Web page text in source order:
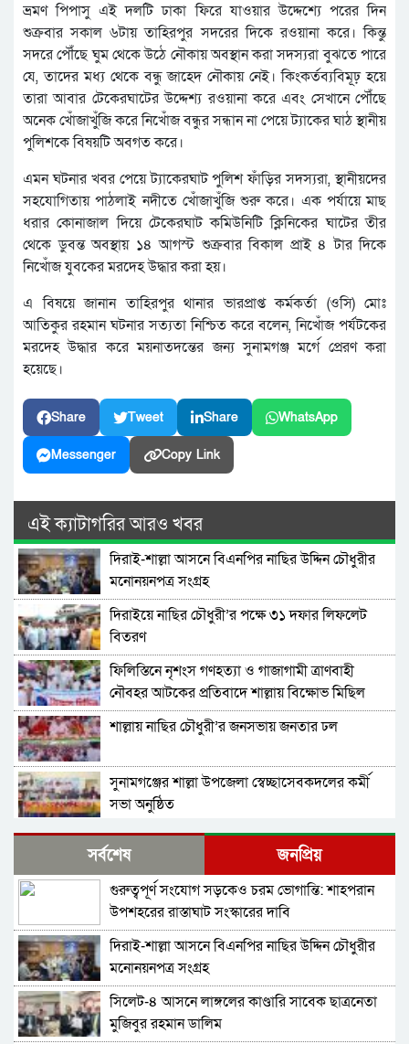
ভ্রমণ পিপাসু এই দলটি ঢাকা ফিরে যাওয়ার উদ্দেশ্যে পরের দিন
শুক্রবার সকাল ৬টায় তাহিরপুর সদরের দিকে রওয়ানা করে। কিন্তু
সদরে পৌঁছে ঘুম থেকে উঠে নৌকায় অবস্থান করা সদস্যরা বুঝতে পারে
যে, তাদের মধ্য থেকে বন্ধু জাহেদ নৌকায় নেই। কিংকর্তব্যবিমূঢ় হয়ে
তারা আবার টেকেরঘাটের উদ্দেশ্য রওয়ানা করে এবং সেখানে পৌঁছে
অনেক খোঁজাখুঁজি করে নিখোঁজ বন্ধুর সন্ধান না পেয়ে ট্যাকের ঘাঠ স্থানীয়
পুলিশকে বিষয়টি অবগত করে।
এমন ঘটনার খবর পেয়ে ট্যাকেরঘাট পুলিশ ফাঁড়ির সদস্যরা, স্থানীয়দের
সহযোগিতায় পাঠলাই নদীতে খোঁজাখুঁজি শুরু করে। এক পর্যায়ে মাছ
ধরার কোনাজাল দিয়ে টেকেরঘাট কমিউনিটি ক্লিনিকের ঘাটের তীর
থেকে ডুবন্ত অবস্থায় ১৪ আগস্ট শুক্রবার বিকাল প্রাই ৪ টার দিকে
নিখোঁজ যুবকের মরদেহ উদ্ধার করা হয়।
এ বিষয়ে জানান তাহিরপুর থানার ভারপ্রাপ্ত কর্মকর্তা (ওসি) মোঃ
আতিকুর রহমান ঘটনার সত্যতা নিশ্চিত করে বলেন, নিখোঁজ পর্যটকের
মরদেহ উদ্ধার করে ময়নাতদন্তের জন্য সুনামগঞ্জ মর্গে প্রেরণ করা
হয়েছে।
Share Tweet Share WhatsApp
Messenger Copy Link
এই ক্যাটাগরির আরও খবর
দিরাই-শাল্লা আসনে বিএনপির নাছির উদ্দিন চৌধুরীর
মনোনয়নপত্র সংগ্রহ
দিরাইয়ে নাছির চৌধুরী’র পক্ষে ৩১ দফার লিফলেট
বিতরণ
ফিলিস্তিনে নৃশংস গণহত্যা ও গাজাগামী ত্রাণবাহী
নৌবহর আটকের প্রতিবাদে শাল্লায় বিক্ষোভ মিছিল
শাল্লায় নাছির চৌধুরী’র জনসভায় জনতার ঢল
সুনামগঞ্জের শাল্লা উপজেলা স্বেচ্ছাসেবকদলের কর্মী
সভা অনুষ্ঠিত
দিরাইয়ে মাওলানা মুশতাক গাজীনগরীর হত্যার
প্রতিবাদে বিক্ষোভ মিছিল ও সমাবেশ অনুষ্ঠিত
শাল্লায় স্বেচ্চায় রক্তদানের ছোট উদ্যোগ থেকে সুদৃঢ়
মানবিক নেটওয়ার্ক
শাল্লায় বিএনপির প্রতিষ্ঠাবার্ষিকী পালিত
নাশকতার মামলায় বিএনপির ৫২ নেতাকর্মী
আসামি,বিএনপি সেক্রেটারী প্রার্থী সহোদর আ,লীগ
সর্বশেষ জনপ্রিয়
গুরুত্বপূর্ণ সংযোগ সড়কেও চরম ভোগান্তি: শাহপরান
উপশহরের রাস্তাঘাট সংস্কারের দাবি
দিরাই-শাল্লা আসনে বিএনপির নাছির উদ্দিন চৌধুরীর
মনোনয়নপত্র সংগ্রহ
সিলেট-৪ আসনে লাঙ্গলের কাণ্ডারি সাবেক ছাত্রনেতা
মুজিবুর রহমান ডালিম